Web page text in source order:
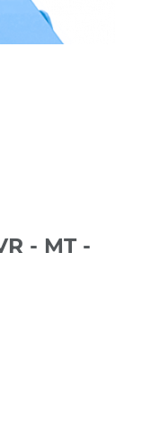
- MT -